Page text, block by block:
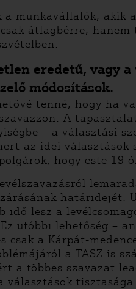
a munkavállalók, akik
átlagbérre,
eredetű, vagy
módosítások.
tenné, hogy ha
A
– a választási
az idei választások
hogy este 19
határidejét.
idő lesz a
utóbbi lehetőség –
csak a Kárpát-
a TASZ is
a többes szavazat
választások